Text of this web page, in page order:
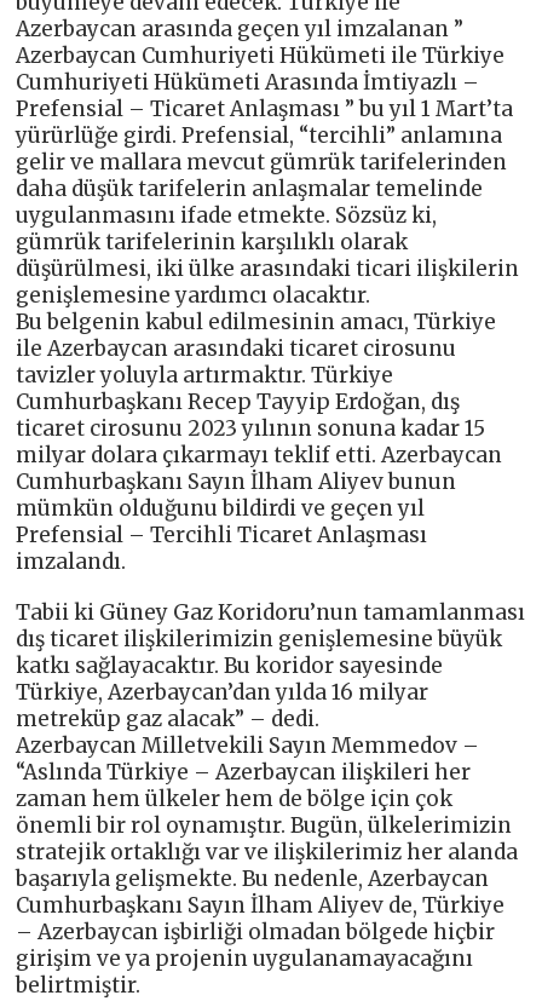
Azerbaycan arasında geçen yıl imzalanan ”
Azerbaycan Cumhuriyeti Hükümeti ile Türkiye
Cumhuriyeti Hükümeti Arasında İmtiyazlı –
Prefensial – Ticaret Anlaşması ” bu yıl 1 Mart’ta
yürürlüğe girdi. Prefensial, “tercihli” anlamına
gelir ve mallara mevcut gümrük tarifelerinden
daha düşük tarifelerin anlaşmalar temelinde
uygulanmasını ifade etmekte. Sözsüz ki,
gümrük tarifelerinin karşılıklı olarak
düşürülmesi, iki ülke arasındaki ticari ilişkilerin
genişlemesine yardımcı olacaktır.
Bu belgenin kabul edilmesinin amacı, Türkiye
ile Azerbaycan arasındaki ticaret cirosunu
tavizler yoluyla artırmaktır. Türkiye
Cumhurbaşkanı Recep Tayyip Erdoğan, dış
ticaret cirosunu 2023 yılının sonuna kadar 15
milyar dolara çıkarmayı teklif etti. Azerbaycan
Cumhurbaşkanı Sayın İlham Aliyev bunun
mümkün olduğunu bildirdi ve geçen yıl
Prefensial – Tercihli Ticaret Anlaşması
imzalandı.
Tabii ki Güney Gaz Koridoru’nun tamamlanması
dış ticaret ilişkilerimizin genişlemesine büyük
katkı sağlayacaktır. Bu koridor sayesinde
Türkiye, Azerbaycan’dan yılda 16 milyar
metreküp gaz alacak” – dedi.
Azerbaycan Milletvekili Sayın Memmedov –
“Aslında Türkiye – Azerbaycan ilişkileri her
zaman hem ülkeler hem de bölge için çok
önemli bir rol oynamıştır. Bugün, ülkelerimizin
stratejik ortaklığı var ve ilişkilerimiz her alanda
başarıyla gelişmekte. Bu nedenle, Azerbaycan
Cumhurbaşkanı Sayın İlham Aliyev de, Türkiye
– Azerbaycan işbirliği olmadan bölgede hiçbir
girişim ve ya projenin uygulanamayacağını
belirtmiştir.